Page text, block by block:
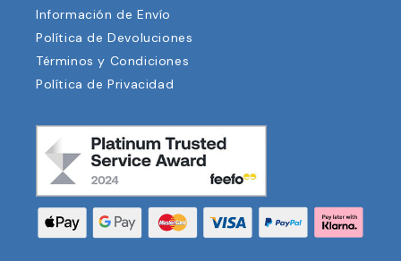
Información de Envío
Política de Devoluciones
Términos y Condiciones
Política de Privacidad